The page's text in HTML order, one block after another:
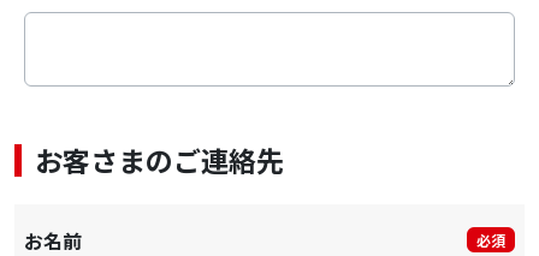
お客さまのご連絡先
お名前 必須